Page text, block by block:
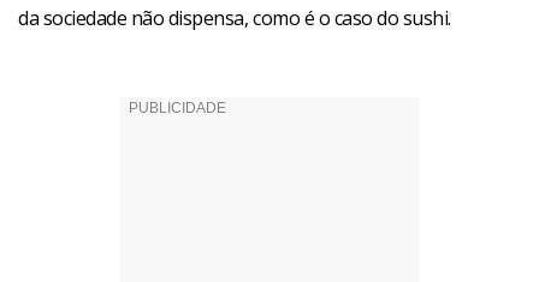
da sociedade não dispensa, como é o caso do sushi.